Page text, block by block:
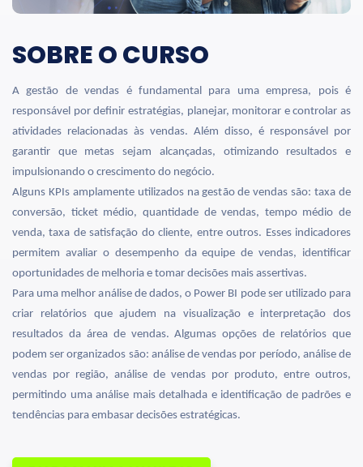
SOBRE O CURSO
A gestão de vendas é fundamental para uma empresa, pois é
responsável por definir estratégias, planejar, monitorar e controlar as
atividades relacionadas às vendas. Além disso, é responsável por
garantir que metas sejam alcançadas, otimizando resultados e
impulsionando o crescimento do negócio.
Alguns KPIs amplamente utilizados na gestão de vendas são: taxa de
conversão, ticket médio, quantidade de vendas, tempo médio de
venda, taxa de satisfação do cliente, entre outros. Esses indicadores
permitem avaliar o desempenho da equipe de vendas, identificar
oportunidades de melhoria e tomar decisões mais assertivas.
Para uma melhor análise de dados, o Power BI pode ser utilizado para
criar relatórios que ajudem na visualização e interpretação dos
resultados da área de vendas. Algumas opções de relatórios que
podem ser organizados são: análise de vendas por período, análise de
vendas por região, análise de vendas por produto, entre outros,
permitindo uma análise mais detalhada e identificação de padrões e
tendências para embasar decisões estratégicas.